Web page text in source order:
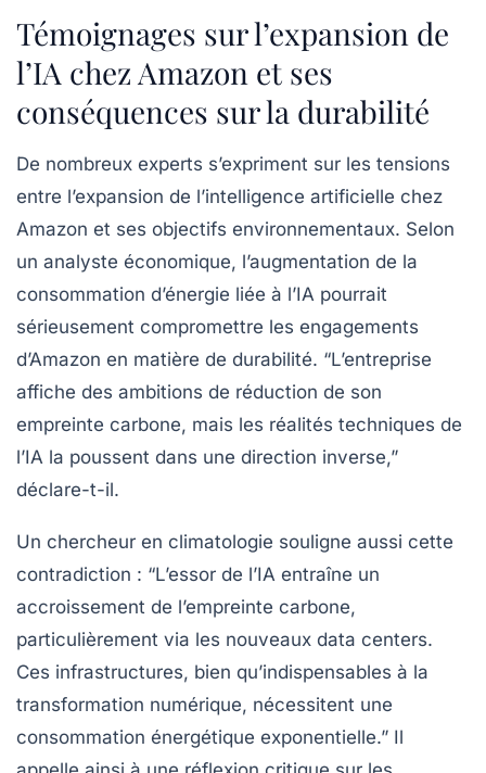
Témoignages sur l’expansion de
l’IA chez Amazon et ses
conséquences sur la durabilité
De nombreux experts s’expriment sur les tensions
entre l’expansion de l’intelligence artificielle chez
Amazon et ses objectifs environnementaux. Selon
un analyste économique, l’augmentation de la
consommation d’énergie liée à l’IA pourrait
sérieusement compromettre les engagements
d’Amazon en matière de durabilité. “L’entreprise
affiche des ambitions de réduction de son
empreinte carbone, mais les réalités techniques de
l’IA la poussent dans une direction inverse,”
déclare-t-il.
Un chercheur en climatologie souligne aussi cette
contradiction : “L’essor de l’IA entraîne un
accroissement de l’empreinte carbone,
particulièrement via les nouveaux data centers.
Ces infrastructures, bien qu’indispensables à la
transformation numérique, nécessitent une
consommation énergétique exponentielle.” Il